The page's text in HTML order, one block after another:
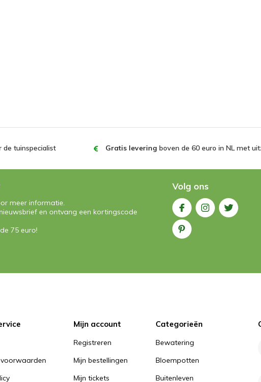
de tuinspecialist Gratis levering boven de 60 euro in NL met
meer informatie.
en ontvang een kortingscode
75 euro!
Volg ons
Mijn account
Registreren
Mijn bestellingen
Mijn tickets
Categorieën
Bewatering
Bloempotten
Buitenleven